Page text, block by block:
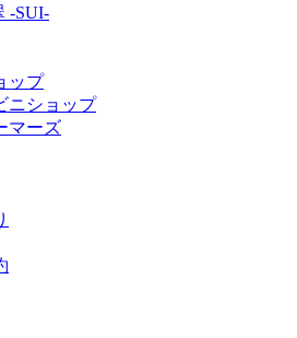
-SUI-
ップ
ニショップ
マーズ